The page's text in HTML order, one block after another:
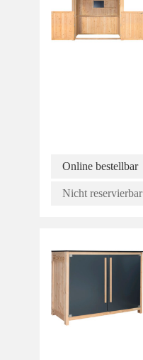
Online bestellbar
Nicht reservierbar